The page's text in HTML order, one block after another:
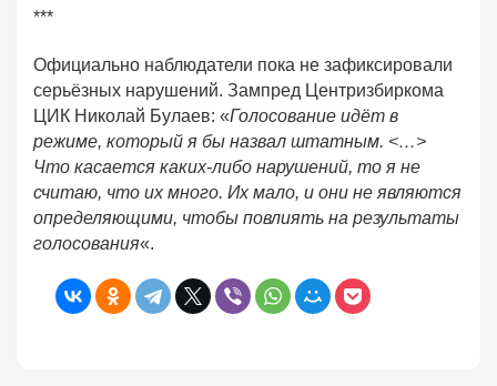
***
Официально наблюдатели пока не зафиксировали
серьёзных нарушений. Зампред Центризбиркома
ЦИК Николай Булаев: «Голосование идёт в
режиме, который я бы назвал штатным. <…>
Что касается каких-либо нарушений, то я не
считаю, что их много. Их мало, и они не являются
определяющими, чтобы повлиять на результаты
голосования«.